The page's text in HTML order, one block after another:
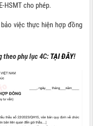
HSMT cho phép.
việc thực hiện hợp đồng
theo phụ lục 4C: TẠI ĐÂY!